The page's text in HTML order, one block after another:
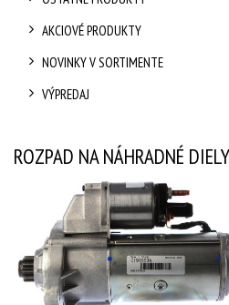
AKCIOVÉ PRODUKTY
NOVINKY V SORTIMENTE
VÝPREDAJ
ROZPAD NA NÁHRADNÉ